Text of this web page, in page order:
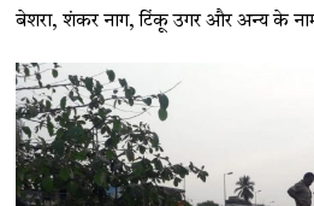
बेशरा, शंकर नाग, टिंकू उगर और अन्य के